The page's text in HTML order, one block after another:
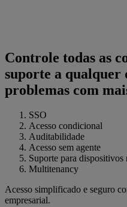
Controle todas as
suporte a qualquer
problemas com
SSO
Acesso condicional
Auditabilidade
Acesso sem agente
Suporte para dispositivos
Multitenancy
Acesso simplificado e seguro
empresarial.